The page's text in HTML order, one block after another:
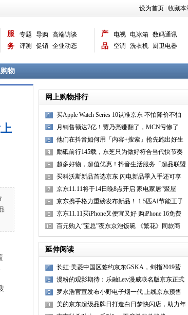
设为首页 收藏本
服
务
专题 导购
高端访谈
评测
促销 企业动态
产
品
电视 电冰箱 数码通讯
空调
洗衣机
厨卫电器
物
网上购物排行
买Apple Watch Series 10认准京东 不怕降价不怕
买贵直接
月销售额达7亿！贾乃亮赚翻了，MCN亏惨了
他们在抖音如何用「内容+搜索」抢先跑出好生
意？｜《搜索吧
励砥前行145载，东芝只为做好符合当代快节奏
生活的一口多功
超多好物，超值优惠！抖音生活服务「超品联盟
·嗨购当夏」点
买科沃斯新品首选京东 闪电新品季入手还可享
买1赠N福利
京东11.11将于14日晚8点开启 家电家居“聚屋
霸”低至11.11元
京东携手格力重磅发布新品！ 1.5匹AI节能王子
空调首发上线
京东11.11买iPhone又便宜又好 购iPhone 16免费
赠送1年期A
百元购入“宝总”夜东京泡饭碗 《繁花》同款商
品尽在京东年
延伸阅读
长虹·美菱中国区签约京东GSKA，剑指2019营
销大动作
漫粉的观影期待：乐融Letv漫威联名版京东正式
开售
罗永浩官宣发布小野电子烟一代 上线京东预售
美的京东超级品牌日打造白日梦快闪店，助力年